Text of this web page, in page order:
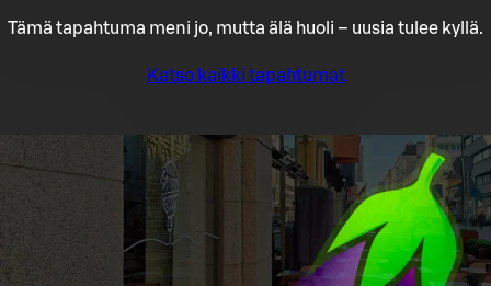
Tämä tapahtuma meni jo, mutta älä huoli – uusia tulee kyllä.
Katso kaikki tapahtumat